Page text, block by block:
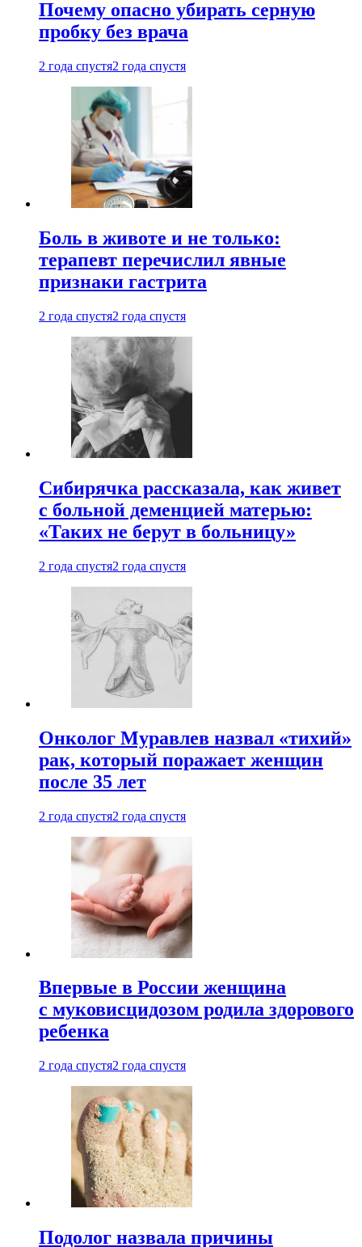
Почему опасно убирать серную
пробку без врача
2 года спустя2 года спустя
Боль в животе и не только:
терапевт перечислил явные
признаки гастрита
2 года спустя2 года спустя
Сибирячка рассказала, как живет
с больной деменцией матерью:
«Таких не берут в больницу»
2 года спустя2 года спустя
Онколог Муравлев назвал «тихий»
рак, который поражает женщин
после 35 лет
2 года спустя2 года спустя
Впервые в России женщина
с муковисцидозом родила здорового
ребенка
2 года спустя2 года спустя
Подолог назвала причины